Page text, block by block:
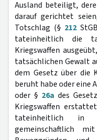
Ausland beteiligt,
darauf gerichtet
Totschlag (§ 212
tateinheitlich die
Kriegswaffen
tatsächlichen Gewalt
dem Gesetz über die
beruht habe oder eine
oder § 26a des
Kriegswaffen
tateinheitlich in
gemeinschaftlich